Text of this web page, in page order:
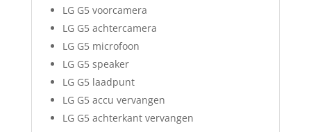
LG G5 voorcamera
LG G5 achtercamera
LG G5 microfoon
LG G5 speaker
LG G5 laadpunt
LG G5 accu vervangen
LG G5 achterkant vervangen